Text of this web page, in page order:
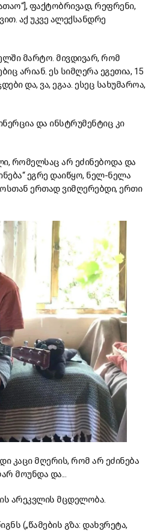
ფაქტობრივად, რეფრენი,
აქ უკვე ალექსანდრე
მარტო. მივდივარ, რომ
არიან. ეს სიმღერა ეგეთია, 15
და, ვა, ეგაა. ესეც სახუმაროა,
და ინსტრუმენტიც კი
რომელსაც არ ეძინებოდა და
ეგრე დაიწყო, ნელ-ნელა
ერთად ვიმღერებდი, ერთი
კაცი მღერის, რომ არ ეძინება
მოუნდა და...
არეკვლის მცდელობა.
(„წამების გზა: დახვრეტა,